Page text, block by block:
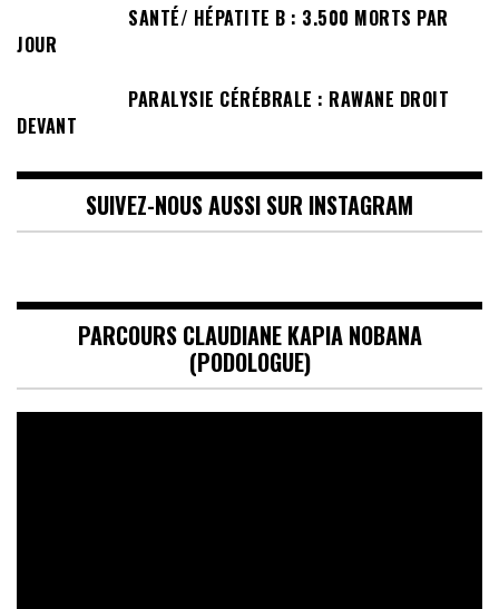
SANTÉ/ HÉPATITE B : 3.500 MORTS PAR
JOUR
PARALYSIE CÉRÉBRALE : RAWANE DROIT
DEVANT
SUIVEZ-NOUS AUSSI SUR INSTAGRAM
PARCOURS CLAUDIANE KAPIA NOBANA
(PODOLOGUE)